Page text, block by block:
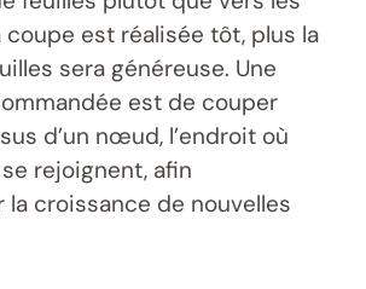
coupe est réalisée tôt, plus la
sera généreuse. Une
est de couper
d’un nœud, l’endroit où
rejoignent, afin
la croissance de nouvelles